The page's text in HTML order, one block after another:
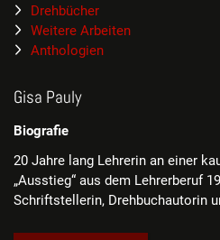
Drehbücher
Weitere Arbeiten
Anthologien
Gisa Pauly
Biografie
20 Jahre lang Lehrerin an einer
„Ausstieg“ aus dem Lehrerberuf
Schriftstellerin, Drehbuchautorin